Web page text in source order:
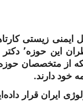
ایمنی زیستی
شد. برای آشنایی بیشتر با
از متخصصان
خود دارند.
ایران قرار